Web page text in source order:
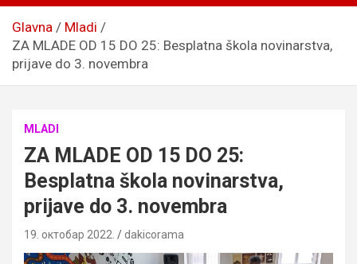
Glavna
Mladi
ZA MLADE OD 15 DO 25: Besplatna škola novinarstva,
prijave do 3. novembra
MLADI
ZA MLADE OD 15 DO 25:
Besplatna škola novinarstva,
prijave do 3. novembra
19. октобар 2022. dakicorama